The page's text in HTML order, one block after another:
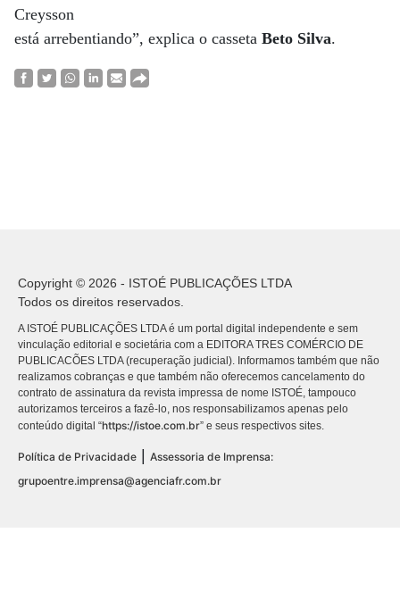
Creysson
está arrebentiando”, explica o casseta Beto Silva.
Copyright © 2026 - ISTOÉ PUBLICAÇÕES LTDA
Todos os direitos reservados.
A ISTOÉ PUBLICAÇÕES LTDA é um portal digital independente e sem
vinculação editorial e societária com a EDITORA TRES COMÉRCIO DE
PUBLICACÕES LTDA (recuperação judicial). Informamos também que não
realizamos cobranças e que também não oferecemos cancelamento do
contrato de assinatura da revista impressa de nome ISTOÉ, tampouco
autorizamos terceiros a fazê-lo, nos responsabilizamos apenas pelo
conteúdo digital “https://istoe.com.br” e seus respectivos sites.
Política de Privacidade
Assessoria de Imprensa:
grupoentre.imprensa@agenciafr.com.br